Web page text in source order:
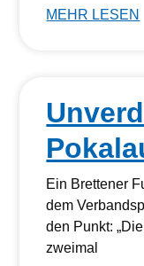
MEHR LESEN
Ein Brettener
dem
den Punkt:
zweimal